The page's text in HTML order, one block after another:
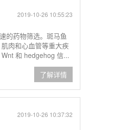
2019-10-26 10:55:23
的药物筛选。斑马鱼
肉和心血管等重大疾
和 hedgehog 信...
了解详情
2019-10-26 10:37:32